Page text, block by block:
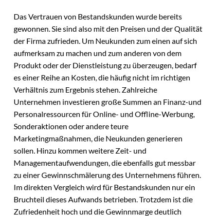
Das Vertrauen von Bestandskunden wurde bereits
gewonnen. Sie sind also mit den Preisen und der Qualität
der Firma zufrieden. Um Neukunden zum einen auf sich
aufmerksam zu machen und zum anderen von dem
Produkt oder der Dienstleistung zu überzeugen, bedarf
es einer Reihe an Kosten, die häufig nicht im richtigen
Verhältnis zum Ergebnis stehen. Zahlreiche
Unternehmen investieren große Summen an Finanz-und
Personalressourcen für Online- und Offline-Werbung,
Sonderaktionen oder andere teure
Marketingmaßnahmen, die Neukunden generieren
sollen. Hinzu kommen weitere Zeit- und
Managementaufwendungen, die ebenfalls gut messbar
zu einer Gewinnschmälerung des Unternehmens führen.
Im direkten Vergleich wird für Bestandskunden nur ein
Bruchteil dieses Aufwands betrieben. Trotzdem ist die
Zufriedenheit hoch und die Gewinnmarge deutlich